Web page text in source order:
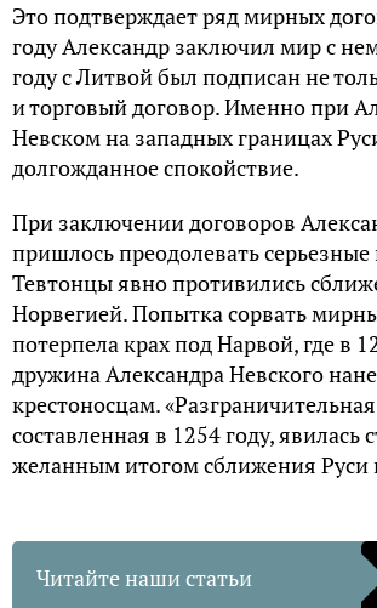
Это подтверждает ряд мирных
году Александр заключил мир с
году с Литвой был подписан не
и торговый договор. Именно при
Невском на западных границах
долгожданное спокойствие.
При заключении договоров
пришлось преодолевать серьезные
Тевтонцы явно противились
Норвегией. Попытка сорвать
потерпела крах под Нарвой, где в
дружина Александра Невского
крестоносцам.
составленная в 1254 году, явилась
желанным итогом сближения Руси
Читайте наши статьи